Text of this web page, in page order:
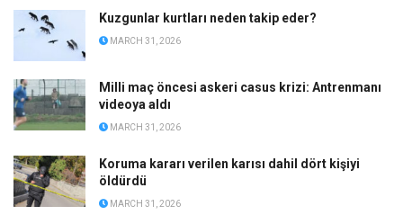
Kuzgunlar kurtları neden takip eder?
MARCH 31, 2026
Milli maç öncesi askeri casus krizi: Antrenmanı
videoya aldı
MARCH 31, 2026
Koruma kararı verilen karısı dahil dört kişiyi
öldürdü
MARCH 31, 2026